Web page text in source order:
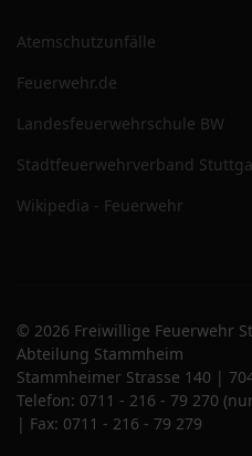
Atemschutzunfälle
Feuerwehr.de
Landesfeuerwehrschule BW
Stadtfeuerwehrverband
Wikipedia - Feuerwehr
© 2026 Freiwillige Feuerwehr
Abteilung Stammheim
Stammheimer Strasse 140 |
Telefon: 0711 - 216 - 79 270
| Fax: 0711 - 216 - 79 279